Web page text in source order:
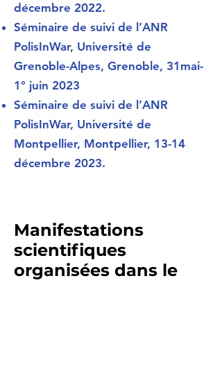
décembre 2022.
Séminaire de suivi de l’ANR
PolisInWar, Université de
Grenoble-Alpes, Grenoble, 31mai-
1° juin 2023
Séminaire de suivi de l’ANR
PolisInWar, Université de
Montpellier, Montpellier, 13-14
décembre 2023.
Manifestations
scientifiques
organisées dans le